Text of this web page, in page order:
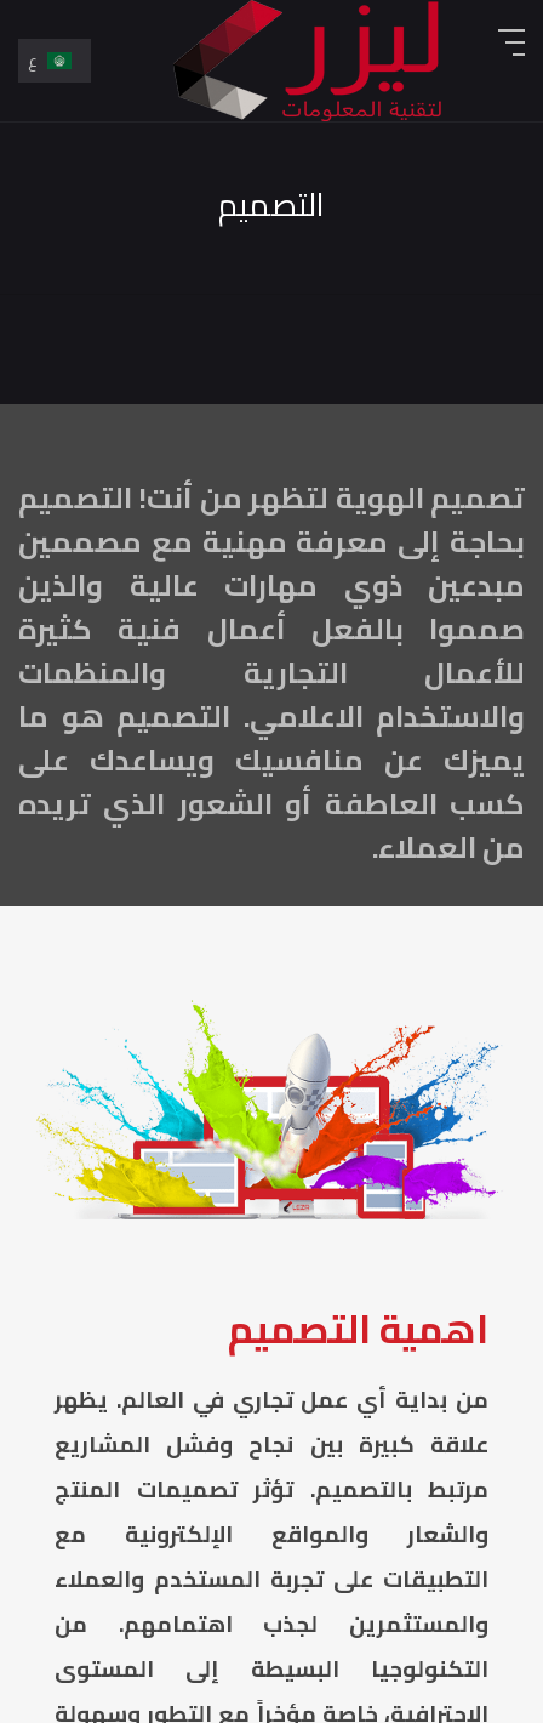
ع
En
التصميم
تصميم الهوية لتظهر من أنت! التصميم
بحاجة إلى معرفة مهنية مع مصممين
مبدعين ذوي مهارات عالية والذين
صمموا بالفعل أعمال فنية كثيرة
للأعمال التجارية والمنظمات
والاستخدام الاعلامي. التصميم هو ما
يميزك عن منافسيك ويساعدك على
كسب العاطفة أو الشعور الذي تريده
من العملاء.
اهمية التصميم
من بداية أي عمل تجاري في العالم. يظهر
علاقة كبيرة بين نجاح وفشل المشاريع
مرتبط بالتصميم. تؤثر تصميمات المنتج
والشعار والمواقع الإلكترونية مع
التطبيقات على تجربة المستخدم والعملاء
والمستثمرين لجذب اهتمامهم. من
التكنولوجيا البسيطة إلى المستوى
الاحترافية، خاصة مؤخراً مع التطور وسهولة